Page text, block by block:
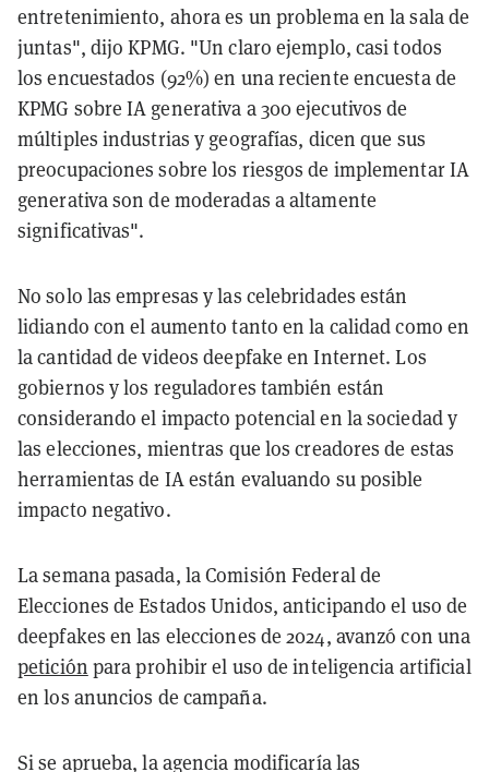
entretenimiento, ahora es un problema en la sala de
juntas", dijo KPMG. "Un claro ejemplo, casi todos
los encuestados (92%) en una reciente encuesta de
KPMG sobre IA generativa a 300 ejecutivos de
múltiples industrias y geografías, dicen que sus
preocupaciones sobre los riesgos de implementar IA
generativa son de moderadas a altamente
significativas".
No solo las empresas y las celebridades están
lidiando con el aumento tanto en la calidad como en
la cantidad de videos deepfake en Internet. Los
gobiernos y los reguladores también están
considerando el impacto potencial en la sociedad y
las elecciones, mientras que los creadores de estas
herramientas de IA están evaluando su posible
impacto negativo.
La semana pasada, la Comisión Federal de
Elecciones de Estados Unidos, anticipando el uso de
deepfakes en las elecciones de 2024, avanzó con una
petición para prohibir el uso de inteligencia artificial
en los anuncios de campaña.
Si se aprueba, la agencia modificaría las